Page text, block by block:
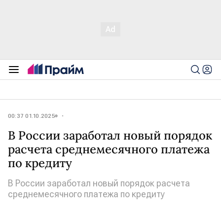
00:37 01.10.2025
В России заработал новый порядок
расчета среднемесячного платежа
по кредиту
В России заработал новый порядок расчета
среднемесячного платежа по кредиту